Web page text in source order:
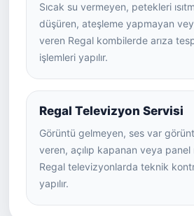
Sıcak su vermeyen, petekleri
düşüren, ateşleme yapmayan
veren Regal kombilerde arıza
işlemleri yapılır.
Regal Televizyon Servisi
Görüntü gelmeyen, ses var
veren, açılıp kapanan veya panel
Regal televizyonlarda teknik
yapılır.